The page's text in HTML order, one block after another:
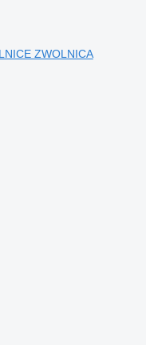
ZWOLNICA